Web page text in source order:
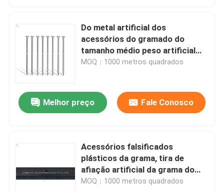
Do metal artificial dos
acessórios do gramado do
tamanho médio peso artificial
dos pontos 2Kg da grama
MOQ：1000 metros quadrados
Melhor preço Fale Conosco
Acessórios falsificados
plásticos da grama, tira de
afiação artificial da grama do
projeto geométrico
MOQ：1000 metros quadrados